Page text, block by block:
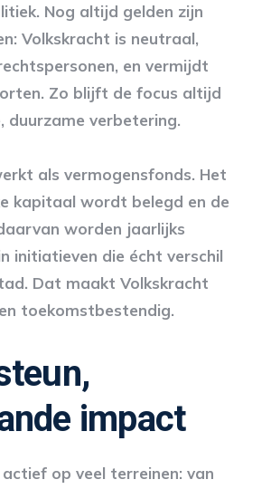
Nog altijd gelden zijn
Volkskracht is neutraal,
en vermijdt
Zo blijft de focus altijd
duurzame verbetering.
als vermogensfonds. Het
kapitaal wordt belegd en de
worden jaarlijks
initiatieven die écht verschil
Dat maakt Volkskracht
toekomstbestendig.
impact
op veel terreinen: van